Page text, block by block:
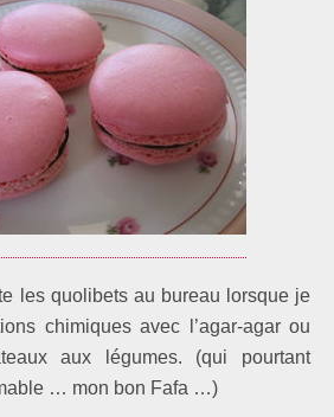
les quolibets au bureau lorsque je
chimiques avec l’agar-agar ou
aux légumes. (qui pourtant
… mon bon Fafa …)